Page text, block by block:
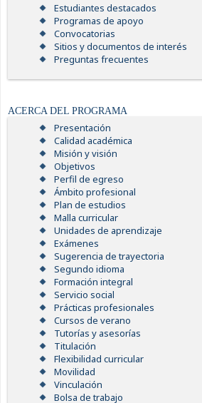
Estudiantes destacados
Programas de apoyo
Convocatorias
Sitios y documentos de interés
Preguntas frecuentes
ACERCA DEL PROGRAMA
Presentación
Calidad académica
Misión y visión
Objetivos
Perfil de egreso
Ámbito profesional
Plan de estudios
Malla curricular
Unidades de aprendizaje
Exámenes
Sugerencia de trayectoria
Segundo idioma
Formación integral
Servicio social
Prácticas profesionales
Cursos de verano
Tutorías y asesorías
Titulación
Flexibilidad curricular
Movilidad
Vinculación
Bolsa de trabajo